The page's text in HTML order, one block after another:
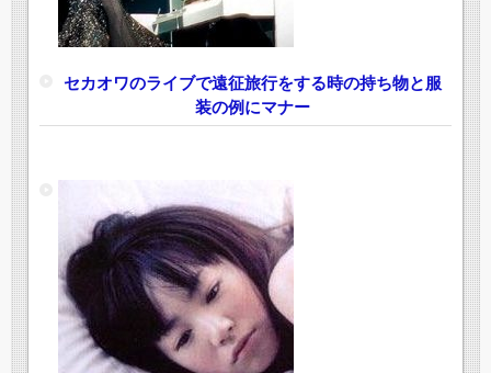
セカオワのライブで遠征旅行をする時の持ち物と服
装の例にマナー